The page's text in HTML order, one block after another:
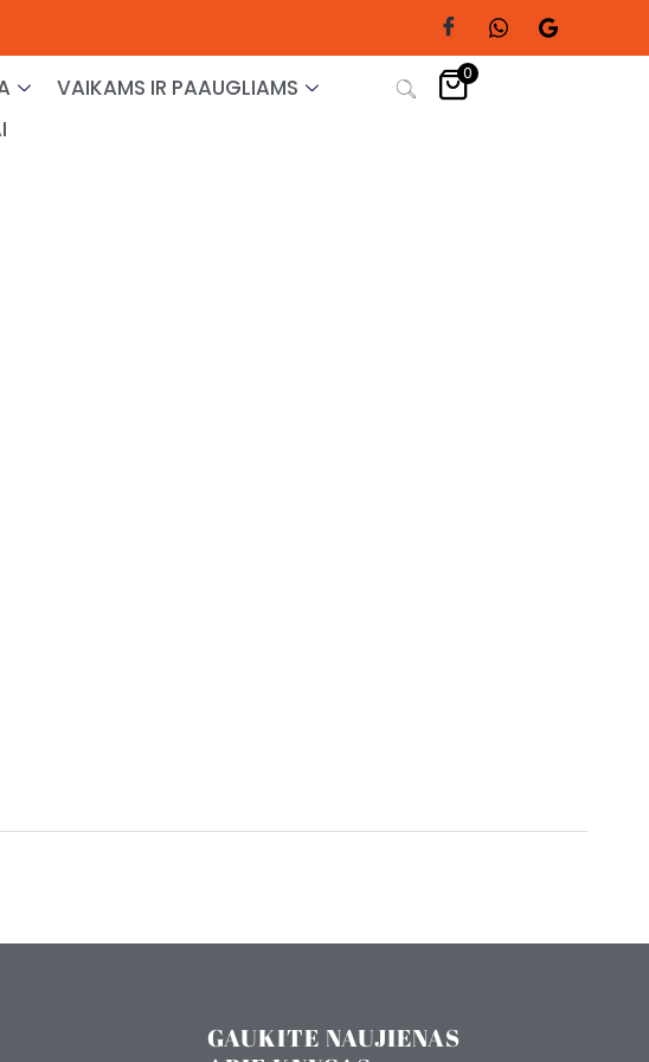
VAIKAMS IR PAAUGLIAMS
0
GAUKITE NAUJIENAS